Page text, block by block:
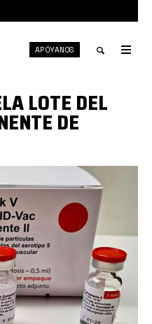
search
APÓYANOS
LOTE DEL
DE